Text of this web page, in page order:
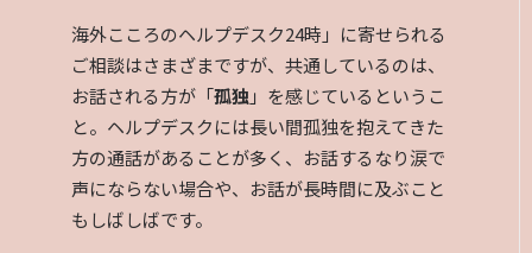
海外こころのヘルプデスク24時」に寄せられる
ご相談はさまざまですが、共通しているのは、
お話される方が「孤独 」を感じているというこ
と。ヘルプデスクには長い間孤独を抱えてきた
方の通話があることが多く、お話するなり涙で
声にならない場合や、お話が長時間に及ぶこと
もしばしばです。